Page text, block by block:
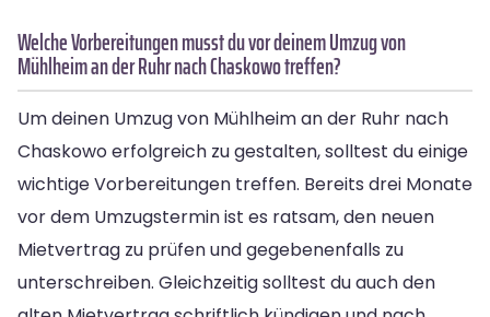
Welche Vorbereitungen musst du vor deinem Umzug von
Mühlheim an der Ruhr nach Chaskowo treffen?
Um deinen Umzug von Mühlheim an der Ruhr nach
Chaskowo erfolgreich zu gestalten, solltest du einige
wichtige Vorbereitungen treffen. Bereits drei Monate
vor dem Umzugstermin ist es ratsam, den neuen
Mietvertrag zu prüfen und gegebenenfalls zu
unterschreiben. Gleichzeitig solltest du auch den